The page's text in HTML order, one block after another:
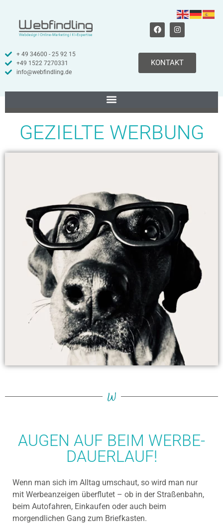
+ 49 34600 - 25 92 15
+49 1522 7270331
info@webfindling.de
KONTAKT
GEZIELTE WERBUNG
W
AUGEN AUF BEIM WERBE-
DAUERLAUF!
Wenn man sich im Alltag umschaut, so wird man nur
mit Werbeanzeigen überflutet – ob in der Straßenbahn,
beim Autofahren, Einkaufen oder auch beim
morgendlichen Gang zum Briefkasten.